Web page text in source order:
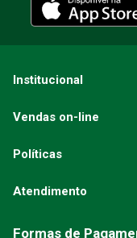
Institucional
Vendas on-line
Políticas
Atendimento
Formas de